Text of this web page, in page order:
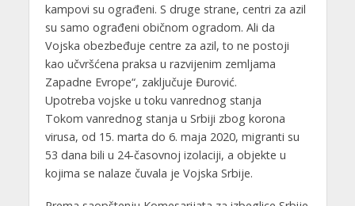
kampovi su ograđeni. S druge strane, centri za azil
su samo ograđeni običnom ogradom. Ali da
Vojska obezbeđuje centre za azil, to ne postoji
kao učvršćena praksa u razvijenim zemljama
Zapadne Evrope“, zaključuje Đurović.
Upotreba vojske u toku vanrednog stanja
Tokom vanrednog stanja u Srbiji zbog korona
virusa, od 15. marta do 6. maja 2020, migranti su
53 dana bili u 24-časovnoj izolaciji, a objekte u
kojima se nalaze čuvala je Vojska Srbije.